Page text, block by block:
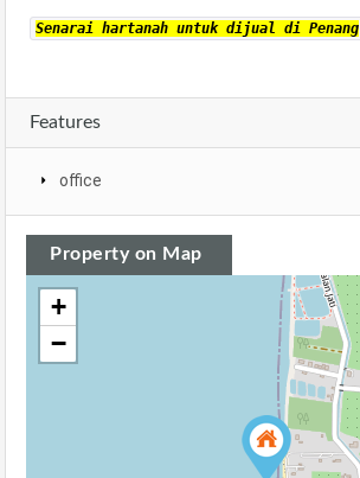
Senarai hartanah untuk dijual di Penang
Features
office
Property on Map
+
−